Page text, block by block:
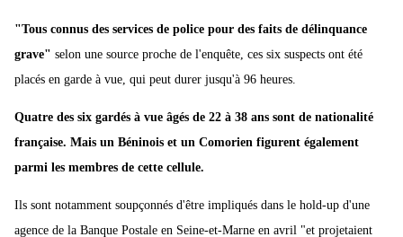
"Tous connus des services de police pour des faits de délinquance
grave" selon une source proche de l'enquête, ces six suspects ont été
placés en garde à vue, qui peut durer jusqu'à 96 heures.
Quatre des six gardés à vue âgés de 22 à 38 ans sont de nationalité
française. Mais un Béninois et un Comorien figurent également
parmi les membres de cette cellule.
Ils sont notamment soupçonnés d'être impliqués dans le hold-up d'une
agence de la Banque Postale en Seine-et-Marne en avril "et projetaient